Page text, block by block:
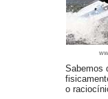
Sabemos
o